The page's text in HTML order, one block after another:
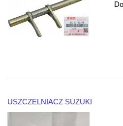
USZCZELNIACZ SUZUKI